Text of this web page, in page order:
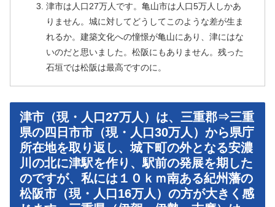
津市は人口27万人です。亀山市は人口5万人しかあ
りません。城に対してどうしてこのような差が生ま
れるか。建築文化への憧憬が亀山にあり、津にはな
いのだと思いました。松阪にもありません。残った
石垣では松阪は最高ですのに。
津市（現・人口27万人）は、三重郡⇒三重
県の四日市市（現・人口30万人）から県庁
所在地を取り返し、城下町の外となる安濃
川の北に津駅を作り、駅前の発展を期した
のですが、私には１０ｋｍ南ある紀州藩の
松阪市（現・人口16万人）の方が大きく感